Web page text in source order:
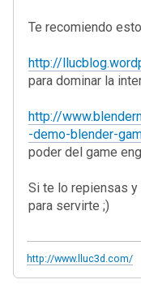
Te recomiendo
http://
para dominar la
http://
-demo-blender-
poder del game
Si te lo repiensas
para servirte ;)
http://www.lluc3d.com/